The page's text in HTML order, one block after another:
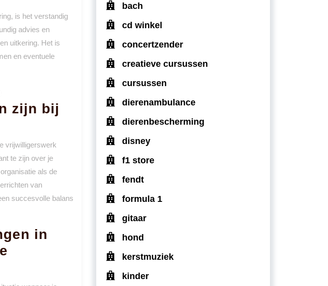
is het verstandig
advies en
uitkering. Het is
en eventuele
zijn bij
vrijwilligerswerk
te zijn over je
als de
van
succesvolle balans
in
bach
cd winkel
concertzender
creatieve cursussen
cursussen
dierenambulance
dierenbescherming
disney
f1 store
fendt
formula 1
gitaar
hond
kerstmuziek
kinder